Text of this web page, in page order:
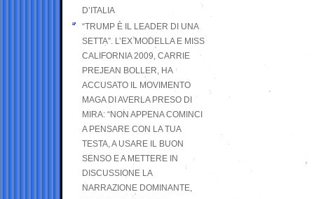
D’ITALIA
“TRUMP È IL LEADER DI UNA
SETTA”. L’EX MODELLA E MISS
CALIFORNIA 2009, CARRIE
PREJEAN BOLLER, HA
ACCUSATO IL MOVIMENTO
MAGA DI AVERLA PRESO DI
MIRA: “NON APPENA COMINCI
A PENSARE CON LA TUA
TESTA, A USARE IL BUON
SENSO E A METTERE IN
DISCUSSIONE LA
NARRAZIONE DOMINANTE,